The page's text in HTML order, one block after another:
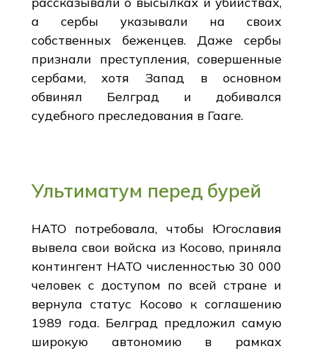
а сербы указывали на своих
собственных беженцев. Даже сербы
признали преступления, совершенные
сербами, хотя Запад в основном
обвинял Белград и добивался
судебного преследования в Гааге.
Ультиматум перед бурей
НАТО потребовала, чтобы Югославия
вывела свои войска из Косово, приняла
контингент НАТО численностью 30 000
человек с доступом по всей стране и
вернула статус Косово к соглашению
1989 года. Белград предложил самую
широкую автономию в рамках